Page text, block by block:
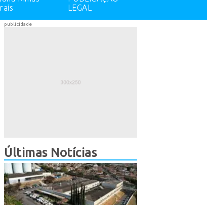
LEGAL
publicidade
Últimas Notícias